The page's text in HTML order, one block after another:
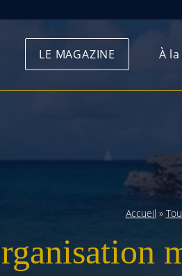
LE MAGAZINE À
Accueil »